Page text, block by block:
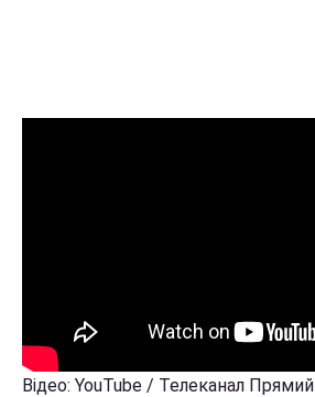
Відео: YouTube / Телеканал Прямий